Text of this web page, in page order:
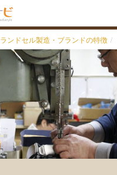
ランドセル製造・ブランドの特徴